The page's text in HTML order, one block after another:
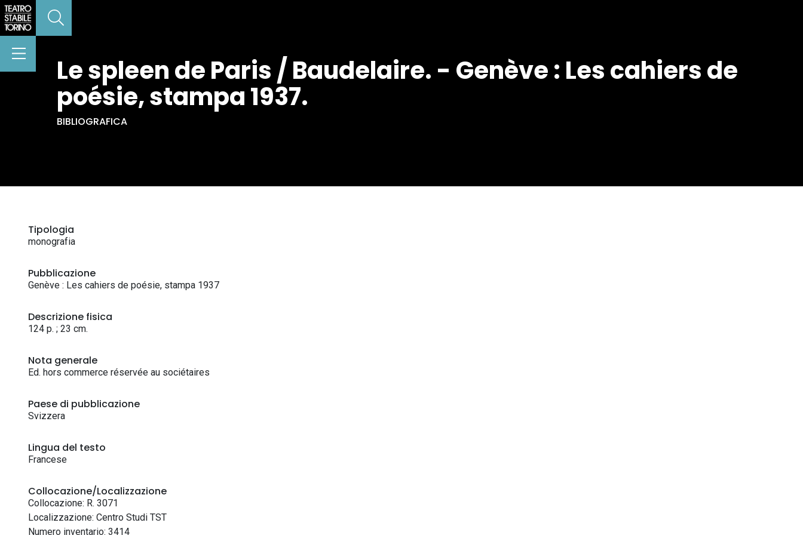
Le spleen de Paris / Baudelaire. - Genève : Les cahiers de
poésie, stampa 1937.
BIBLIOGRAFICA
Tipologia
monografia
Pubblicazione
Genève : Les cahiers de poésie, stampa 1937
Descrizione fisica
124 p. ; 23 cm.
Nota generale
Ed. hors commerce réservée au sociétaires
Paese di pubblicazione
Svizzera
Lingua del testo
Francese
Collocazione/Localizzazione
Collocazione: R. 3071
Localizzazione: Centro Studi TST
Numero inventario: 3414